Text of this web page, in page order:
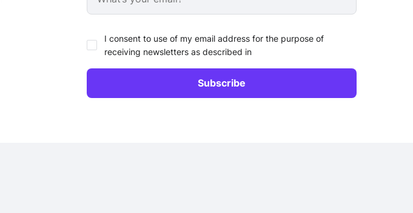
I consent to use of my email address for the purpose of
receiving newsletters as described in